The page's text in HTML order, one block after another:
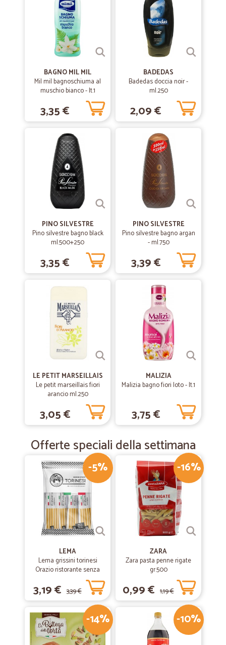
BAGNO MIL MIL
Mil mil bagnoschiuma al
muschio bianco - lt.1
3,35 €
BADEDAS
Badedas doccia noir -
ml.250
2,09 €
PINO SILVESTRE
Pino silvestre bagno black
ml.500+250
3,35 €
PINO SILVESTRE
Pino silvestre bagno argan
- ml.750
3,39 €
LE PETIT MARSEILLAIS
Le petit marseillais fiori
arancio ml.250
3,05 €
MALIZIA
Malizia bagno fiori loto - lt.1
3,75 €
Offerte speciali della settimana
-5%
LEMA
Lema grissini torinesi
Orazio ristorante senza
olio di palma x30 gr.450
3,19 € 3,39 €
-16%
ZARA
Zara pasta penne rigate
gr.500
0,99 € 1,19 €
-14% -10%